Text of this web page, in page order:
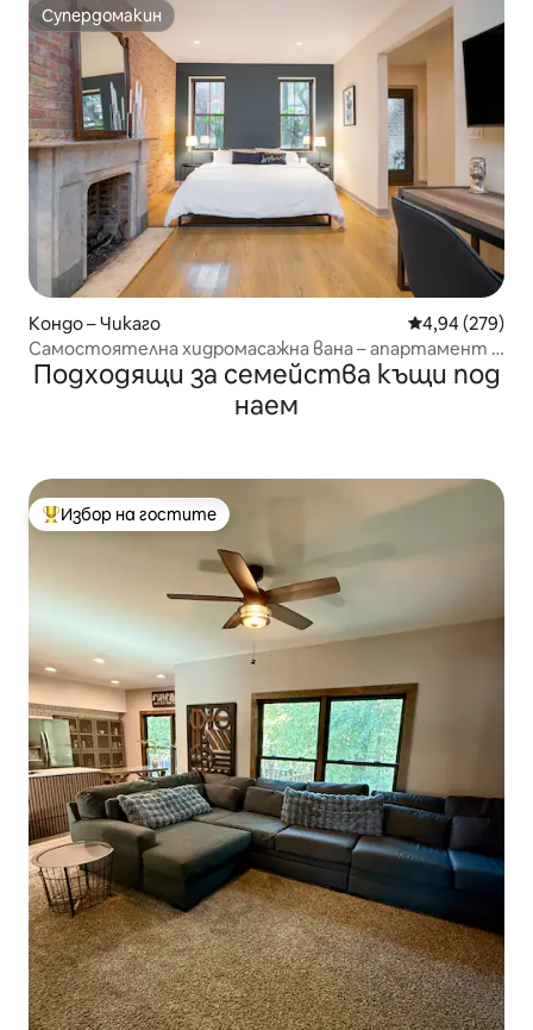
Супердомакин
Супердомакин
Кондо – Чикаго Средна
4,94 (279)
Самостоятелна хидромасажна вана – апартамент с
двойно легло – безплатно паркиране
Подходящи за семейства къщи под
наем
Най-популярен избор на гостите
Избор на гостите